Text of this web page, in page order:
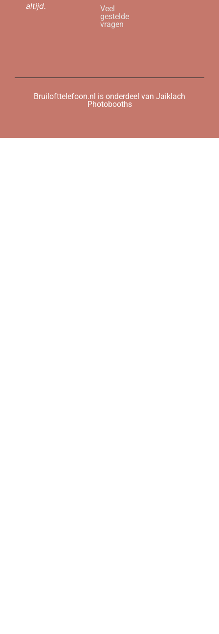
altijd.
Veel
gestelde
vragen
Bruilofttelefoon.nl is onderdeel van Jaiklach
Photobooths